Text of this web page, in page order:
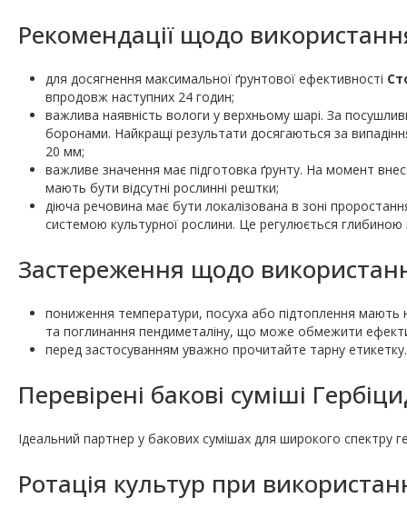
Рекомендації щодо
для досягнення максимальної ґрунтової ефективності
впродовж наступних 24 годин;
важлива наявність вологи у верхньому шарі. За
боронами. Найкращі результати досягаються за
20 мм;
важливе значення має підготовка ґрунту. На момент
мають бути відсутні рослинні рештки;
діюча речовина має бути локалізована в зоні
системою культурної рослини. Це регулюється глибиною
Застереження щодо
пониження температури, посуха або підтоплення мають
та поглинання пендиметаліну, що може обмежити
перед застосуванням уважно прочитайте тарну етикетку.
Перевірені бакові суміші
Ідеальний партнер у бакових сумішах для широкого спектру
Ротація культур при